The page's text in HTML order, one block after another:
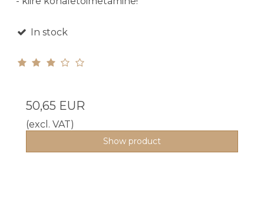
In stock
50,65 EUR
(excl. VAT)
Show product